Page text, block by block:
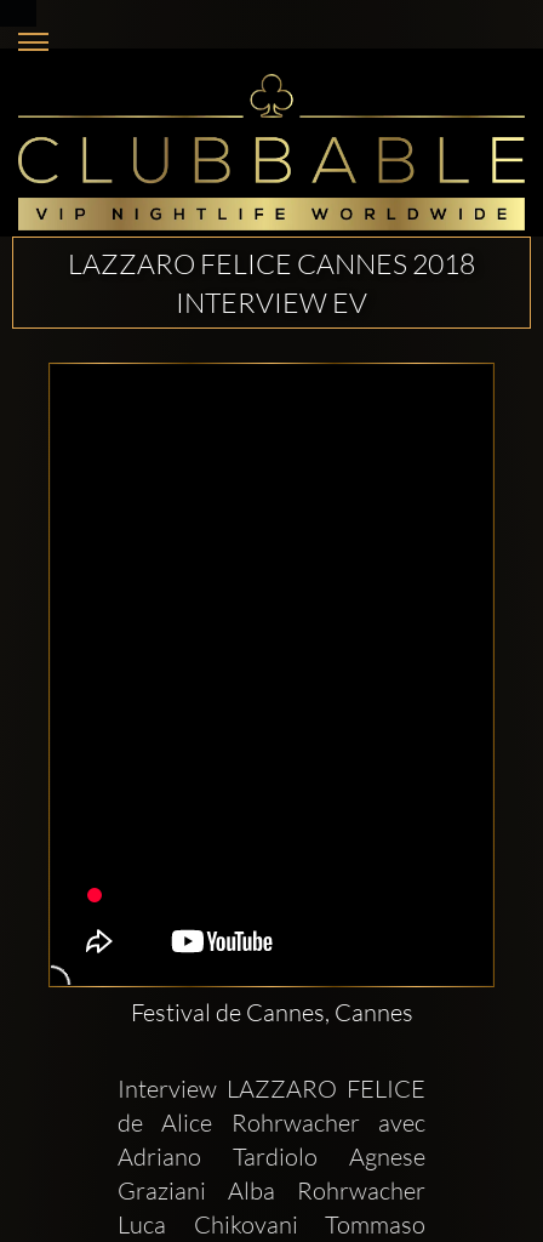
LAZZARO FELICE CANNES 2018
INTERVIEW EV
Festival de Cannes, Cannes
Interview LAZZARO FELICE
de Alice Rohrwacher avec
Adriano Tardiolo Agnese
Graziani Alba Rohrwacher
Luca Chikovani Tommaso